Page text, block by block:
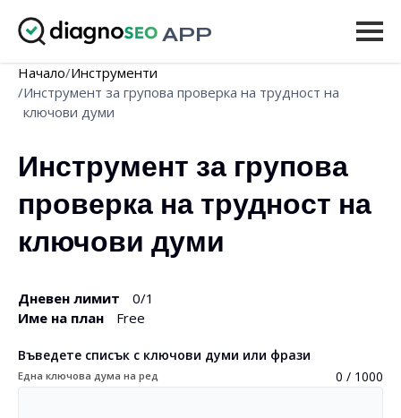
APP
Инструменти
Цени
Още
Вход
НАДСТРОЙВАНЕ
Начало/Инструменти
/Инструмент за групова проверка на трудност на
ключови думи
Инструмент за групова
проверка на трудност на
ключови думи
Дневен лимит 0/1
Име на план
Free
Въведете списък с ключови думи или фрази
Една ключова дума на ред 0 / 1000